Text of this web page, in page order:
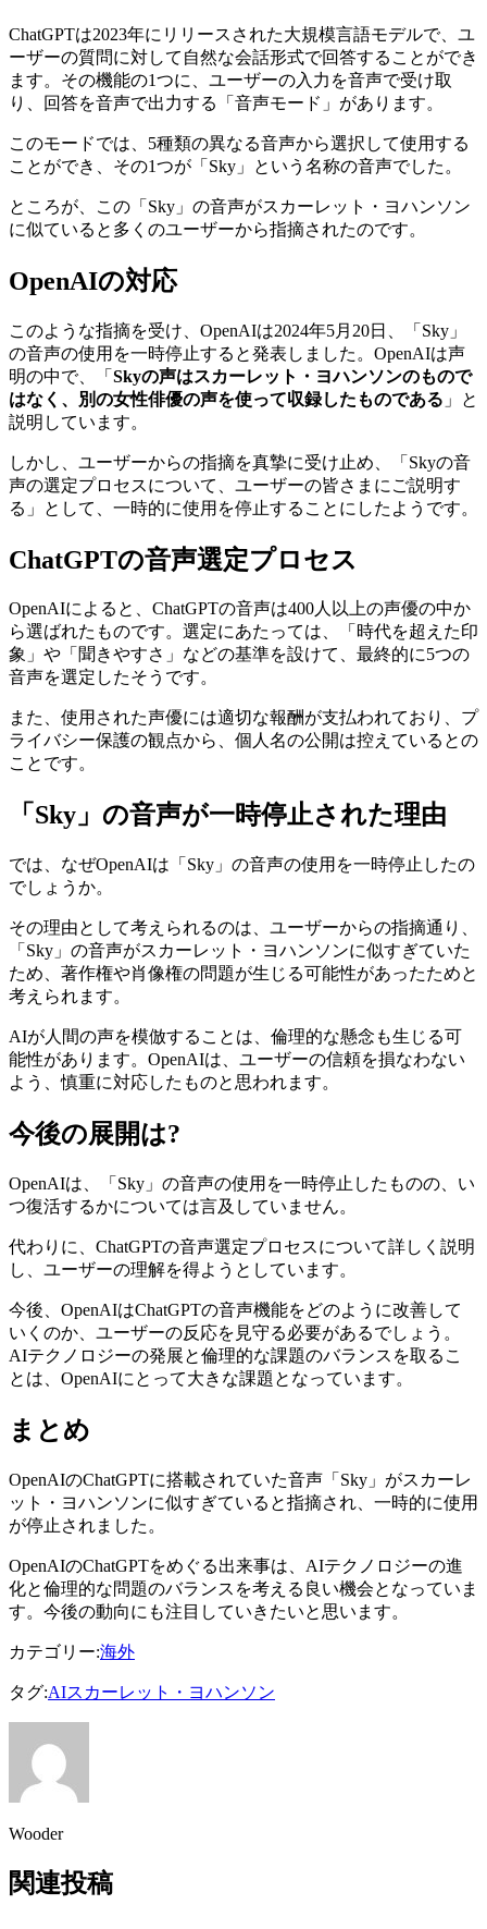
ChatGPTは2023年にリリースされた大規模言語モデルで、ユ
ーザーの質問に対して自然な会話形式で回答することができ
ます。その機能の1つに、ユーザーの入力を音声で受け取
り、回答を音声で出力する「音声モード」があります。
このモードでは、5種類の異なる音声から選択して使用する
ことができ、その1つが「Sky」という名称の音声でした。
ところが、この「Sky」の音声がスカーレット・ヨハンソン
に似ていると多くのユーザーから指摘されたのです。
OpenAIの対応
このような指摘を受け、OpenAIは2024年5月20日、「Sky」
の音声の使用を一時停止すると発表しました。OpenAIは声
明の中で、「 Skyの声はスカーレット・ヨハンソンのもので
はなく、別の女性俳優の声を使って収録したものである 」と
説明しています。
しかし、ユーザーからの指摘を真摯に受け止め、「Skyの音
声の選定プロセスについて、ユーザーの皆さまにご説明す
る」として、一時的に使用を停止することにしたようです。
ChatGPTの音声選定プロセス
OpenAIによると、ChatGPTの音声は400人以上の声優の中か
ら選ばれたものです。選定にあたっては、「時代を超えた印
象」や「聞きやすさ」などの基準を設けて、最終的に5つの
音声を選定したそうです。
また、使用された声優には適切な報酬が支払われており、プ
ライバシー保護の観点から、個人名の公開は控えているとの
ことです。
「Sky」の音声が一時停止された理由
では、なぜOpenAIは「Sky」の音声の使用を一時停止したの
でしょうか。
その理由として考えられるのは、ユーザーからの指摘通り、
「Sky」の音声がスカーレット・ヨハンソンに似すぎていた
ため、著作権や肖像権の問題が生じる可能性があったためと
考えられます。
AIが人間の声を模倣することは、倫理的な懸念も生じる可
能性があります。OpenAIは、ユーザーの信頼を損なわない
よう、慎重に対応したものと思われます。
今後の展開は?
OpenAIは、「Sky」の音声の使用を一時停止したものの、い
つ復活するかについては言及していません。
代わりに、ChatGPTの音声選定プロセスについて詳しく説明
し、ユーザーの理解を得ようとしています。
今後、OpenAIはChatGPTの音声機能をどのように改善して
いくのか、ユーザーの反応を見守る必要があるでしょう。
AIテクノロジーの発展と倫理的な課題のバランスを取るこ
とは、OpenAIにとって大きな課題となっています。
まとめ
OpenAIのChatGPTに搭載されていた音声「Sky」がスカーレ
ット・ヨハンソンに似すぎていると指摘され、一時的に使用
が停止されました。
OpenAIのChatGPTをめぐる出来事は、AIテクノロジーの進
化と倫理的な問題のバランスを考える良い機会となっていま
す。今後の動向にも注目していきたいと思います。
カテゴリー:海外
タグ:AIスカーレット・ヨハンソン
Wooder
関連投稿